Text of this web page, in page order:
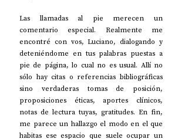
Las llamadas al pie merecen un
comentario especial. Realmente me
encontré con vos, Luciano, dialogando y
deteniéndome en tus palabras puestas a
pie de página, lo cual no es usual. Allí no
sólo hay citas o referencias bibliográficas
sino verdaderas tomas de posición,
proposiciones éticas, aportes clínicos,
notas de lectura tuyas, gratitudes. En fin,
me parece un hallazgo el modo en el que
habitas ese espacio que suele ocupar un